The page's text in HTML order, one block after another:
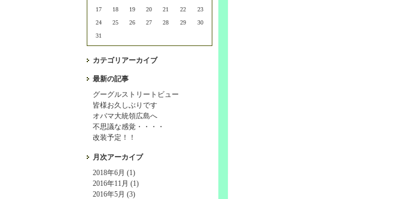
17
18 19 20 21 22
23
24
25 26 27 28 29
30
31
カテゴリアーカイブ
最新の記事
グーグルストリートビュー
皆様お久しぶりです
オバマ大統領広島へ
不思議な感覚・・・・
改装予定！！
月次アーカイブ
2018年6月 (1)
2016年11月 (1)
2016年5月 (3)